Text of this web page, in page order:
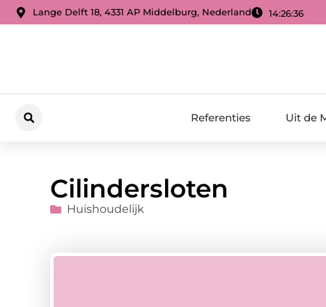
Lange Delft 18, 4331 AP Middelburg, Nederland 14:26:37
Referenties Uit de
Cilindersloten
Huishoudelijk